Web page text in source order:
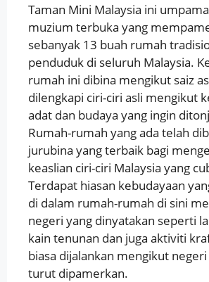
Taman Mini Malaysia ini
muzium terbuka yang
sebanyak 13 buah rumah
penduduk di seluruh Malaysia.
rumah ini dibina mengikut saiz
dilengkapi ciri-ciri asli mengikut
adat dan budaya yang ingin
Rumah-rumah yang ada telah
jurubina yang terbaik bagi
keaslian ciri-ciri Malaysia yang
Terdapat hiasan kebudayaan
di dalam rumah-rumah di sini
negeri yang dinyatakan seperti
kain tenunan dan juga aktiviti
biasa dijalankan mengikut
turut dipamerkan.